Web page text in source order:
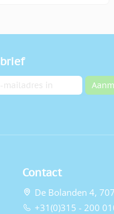
Contact
De Bolanden 4,
+31(0)315 - 200